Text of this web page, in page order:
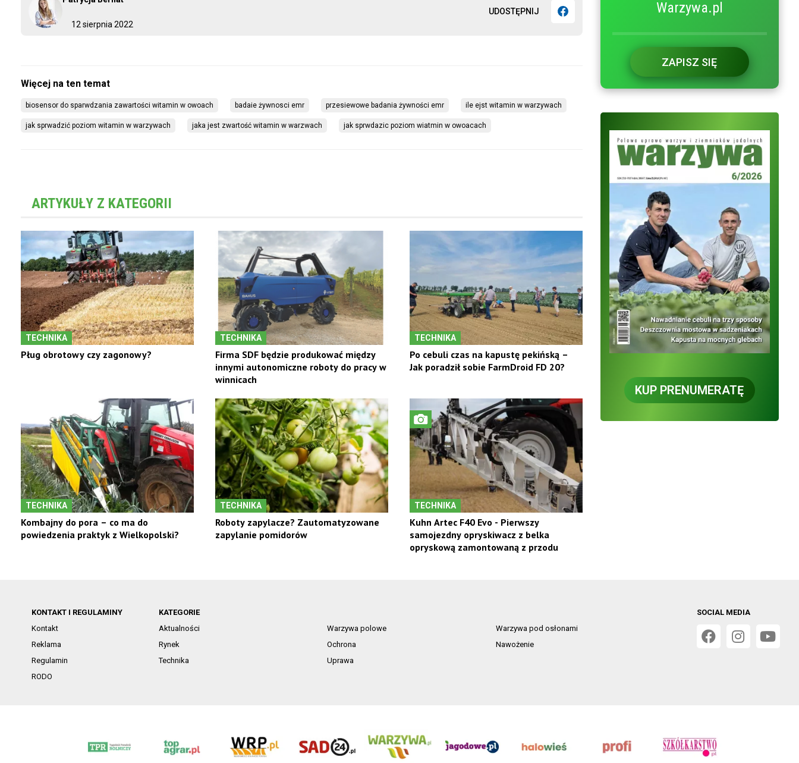
12 sierpnia 2022
UDOSTĘPNIJ
biosensor do sparwdzania zawartości witamin w owoach badaie żywnosci emr przesiewowe badania żywności emr ile ejst witamin w warzywach
jak sprwadzić poziom witamin w warzywach jaka jest zwartość witamin w warzwach jak sprwdazic poziom wiatmin w owoacach
ARTYKUŁY Z KATEGORII
TECHNIKA
Pług obrotowy czy zagonowy?
TECHNIKA
Firma SDF będzie produkować między
innymi autonomiczne roboty do pracy w
winnicach
TECHNIKA
Po cebuli czas na kapustę pekińską –
Jak poradził sobie FarmDroid FD 20?
TECHNIKA
Kombajny do pora – co ma do
powiedzenia praktyk z Wielkopolski?
TECHNIKA
Roboty zapylacze? Zautomatyzowane
zapylanie pomidorów
TECHNIKA
Kuhn Artec F40 Evo - Pierwszy
samojezdny opryskiwacz z belka
opryskową zamontowaną z przodu
Warzywa.pl
ZAPISZ SIĘ
KUP PRENUMERATĘ
KONTAKT I REGULAMINY
Kontakt
Reklama
Regulamin
RODO
KATEGORIE
Aktualności
Warzywa polowe
Warzywa pod osłonami
Rynek
Ochrona
Nawożenie
Technika
Uprawa
SOCIAL MEDIA